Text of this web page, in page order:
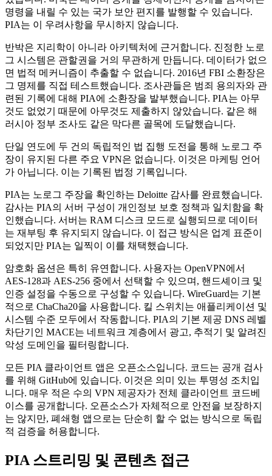
명령을 내릴 수 있는 국가 보안 편지를 발행할 수 있습니다.
PIA는 이 우려사항을 무시하지 않습니다.
반박은 지리학이 아니라 아키텍처에 근거합니다. 진정한 노로
그 시스템은 관할권을 거의 무관하게 만듭니다. 데이터가 없으
면 법적 메커니즘이 추출할 수 없습니다. 2016년 FBI 소환장은
그 명제를 직접 테스트했습니다. 조사관들은 범죄 용의자와 관
련된 기록에 대해 PIA에 소환장을 발부했습니다. PIA는 아무
것도 없었기 때문에 아무것도 제출하지 않았습니다. 같은 해
러시아 정부 조사도 같은 막다른 골목에 도달했습니다.
단일 연도에 두 건의 독립적인 법 집행 도전을 통해 노로그 주
장이 유지된 다른 주요 VPN은 없습니다. 이것은 마케팅 언어
가 아닙니다. 이는 기록된 법정 기록입니다.
PIA는 노로그 주장을 확인하는 Deloitte 감사를 완료했습니다.
감사는 PIA의 서버 구성이 개인정보 보호 정책과 일치함을 확
인했습니다. 서버는 RAM 디스크 모드로 실행되므로 데이터
는 재부팅 후 유지되지 않습니다. 이 접근 방식은 업계 표준이
되었지만 PIA는 일찍이 이를 채택했습니다.
암호화 옵션은 특히 유연합니다. 사용자는 OpenVPN에서
AES-128과 AES-256 중에서 선택할 수 있으며, 핸드셰이크 및
인증 설정을 수동으로 구성할 수 있습니다. WireGuard는 기본
적으로 ChaCha20을 사용합니다. 킬 스위치는 애플리케이션 및
시스템 수준 모두에서 작동합니다. PIA의 기본 제공 DNS 레벨
차단기인 MACE는 네트워크 계층에서 광고, 추적기 및 알려진
악성 도메인을 필터링합니다.
모든 PIA 클라이언트 앱은 오픈소스입니다. 코드는 공개 검사
를 위해 GitHub에 있습니다. 이것은 의미 있는 투명성 조치입
니다. 매우 적은 수의 VPN 제공자가 전체 클라이언트 코드베
이스를 공개합니다. 오픈소스가 자체적으로 안전을 보장하지
는 않지만, 폐쇄형 앱으로는 단순히 할 수 없는 방식으로 독립
적 검증을 허용합니다.
PIA 스트리밍 및 콘텐츠 접근